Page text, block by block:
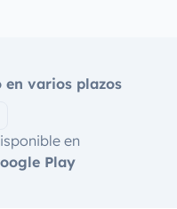
en varios plazos
en
Play